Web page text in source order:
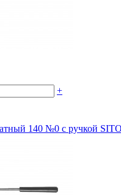
+
140 №0 с ручкой